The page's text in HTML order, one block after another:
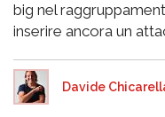
big nel
inserire ancora un
Davide